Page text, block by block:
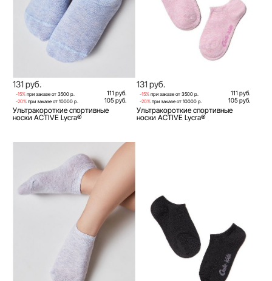
131 руб.
-15% при заказе от 3500 р. 111 руб.
-20% при заказе от 10000 р. 105 руб.
Ультракороткие спортивные
носки ACTIVE Lycra®
131 руб.
-15% при заказе от 3500 р. 111 руб.
-20% при заказе от 10000 р. 105 руб.
Ультракороткие спортивные
носки ACTIVE Lycra®